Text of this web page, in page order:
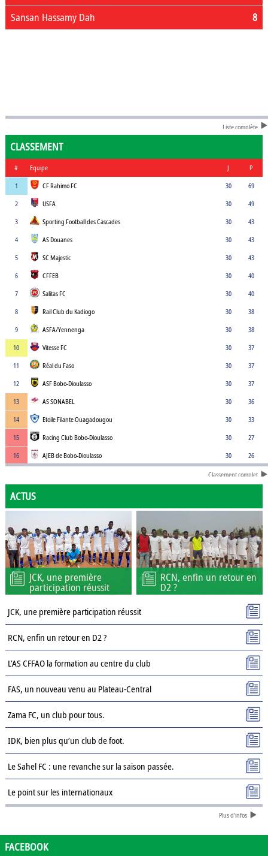
8
Sansan Hassamy Dah
Liste complète
CLASSEMENT
# Equipe J
P
1
CF Rahimo FC 30
69
2
USFA 30
49
3
Sporting Football des Cascades 30
43
4
AS Douanes 30
43
5
SC Majestic 30
43
6
CFFEB 30
40
7
Salitas FC 30
40
8
Rail Club du Kadiogo 30
38
9
ASFA/Yennenga 30
38
10
Vitesse FC 30
37
11
Réal du Faso 30
37
12
ASF Bobo-Dioulasso 30
37
13
AS SONABEL 30
36
14
Etoile Filante Ouagadougou 30
33
15
Racing Club Bobo-Dioulasso 30
27
16
AJEB de Bobo-Dioulasso 30 26
Classement complet
ACTUS
JCK, une première
participation réussit
RCN, enfin un retour en
D2 ?
JCK, une première participation réussit
RCN, enfin un retour en D2 ?
L’AS CFFAO la formation au centre du club
FAS, un nouveau venu au Plateau-Central
Zama FC, un club pour tous.
IDK, bien plus qu’un club de foot.
Le Sahel FC : une revanche sur la saison passée.
Le point sur les internationaux
Présentation des clubs de D3 : ASPC Tenkodogo
Plus d'infos
FACEBOOK